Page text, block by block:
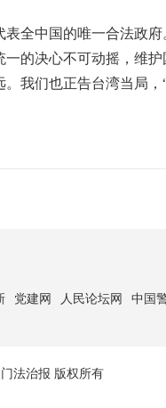
中国的唯一合法政府
的决心不可动摇，维
我们也正告台湾当局
党建网 人民论坛网 中国
法治报 版权所有